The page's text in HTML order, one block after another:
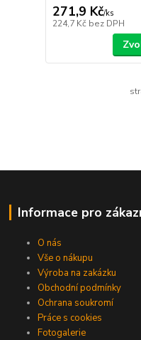
271,9 Kč/ks
224,7 Kč bez DPH
Informace pro
O nás
Vše o nákupu
Výroba na zakázku
Obchodní podmínky
Ochrana soukromí
Práce s cookies
Fotogalerie